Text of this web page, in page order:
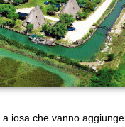
a iosa che vanno